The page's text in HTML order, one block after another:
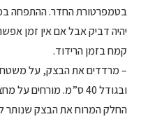
בטמפרטורת החדר. ההתפחה
יהיה דביק אבל אם אין זמן
קמח בזמן הרידוד.